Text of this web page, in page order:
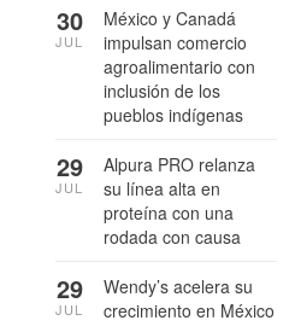
México y Canadá
impulsan comercio
agroalimentario con
inclusión de los
pueblos indígenas
30
JUL
Alpura PRO relanza
su línea alta en
proteína con una
rodada con causa
29
JUL
Wendy’s acelera su
crecimiento en México
29
JUL